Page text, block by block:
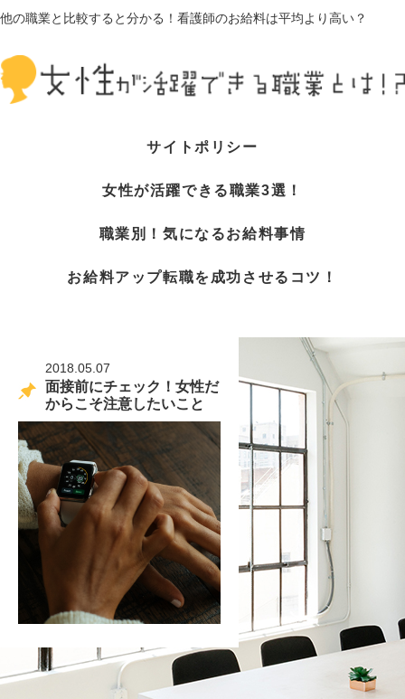
他の職業と比較すると分かる！看護師のお給料は平均より高い？
サイトポリシー
女性が活躍できる職業3選！
職業別！気になるお給料事情
お給料アップ転職を成功させるコツ！
2018.05.07
面接前にチェック！女性だ
からこそ注意したいこと